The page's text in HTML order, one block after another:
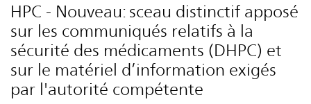
HPC - Nouveau: sceau distinctif apposé
sur les communiqués relatifs à la
sécurité des médicaments (DHPC) et
sur le matériel d’information exigés
par l'autorité compétente